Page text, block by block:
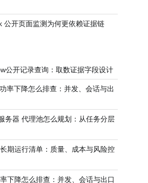
公开页面监测为何更依赖证据链
公开记录查询：取数证据字段设计
率下降怎么排查：并发、会话与出
务器 代理池怎么规划：从任务分层
期运行清单：质量、成本与风险控
下降怎么排查：并发、会话与出口